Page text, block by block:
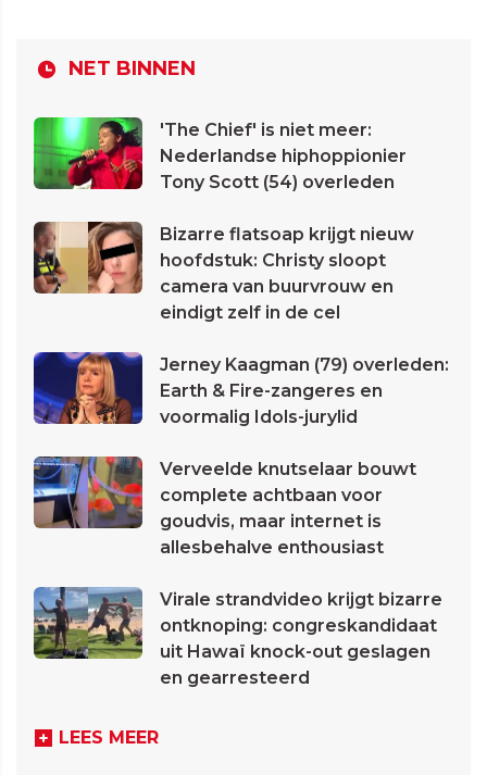
NET BINNEN
'The Chief' is niet meer:
Nederlandse hiphoppionier
Tony Scott (54) overleden
Bizarre flatsoap krijgt nieuw
hoofdstuk: Christy sloopt
camera van buurvrouw en
eindigt zelf in de cel
Jerney Kaagman (79) overleden:
Earth & Fire-zangeres en
voormalig Idols-jurylid
Verveelde knutselaar bouwt
complete achtbaan voor
goudvis, maar internet is
allesbehalve enthousiast
Virale strandvideo krijgt bizarre
ontknoping: congreskandidaat
uit Hawaï knock-out geslagen
en gearresteerd
LEES MEER